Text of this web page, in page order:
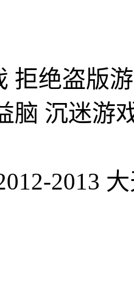
拒绝盗版
脑 沉迷游
2013